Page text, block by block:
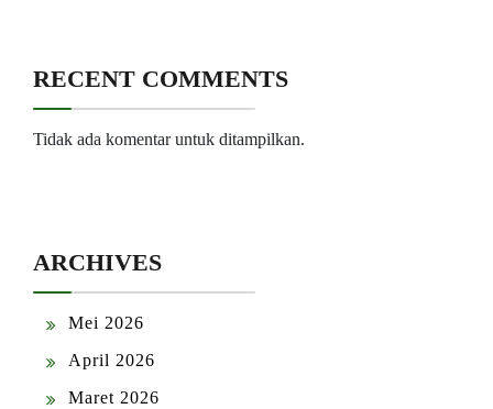
RECENT COMMENTS
Tidak ada komentar untuk ditampilkan.
ARCHIVES
Mei 2026
April 2026
Maret 2026